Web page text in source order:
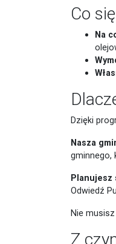
Co
Na
Dzięki
Nasza
gminnego,
Planujesz
Odwiedź
Nie
Z